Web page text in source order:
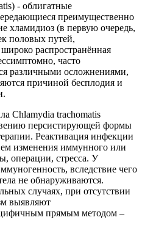
- облигатные
преимущественно
(в первую очередь,
половых путей,
распространённая
часто
различными осложнениями,
причиной бесплодия и
Chlamydia trachomatis
персистирующей формы
Реактивация инфекции
изменения иммунного или
операции, стресса. У
вследствие чего
не обнаруживаются.
случаях, при отсутствии
выявляют
прямым методом –